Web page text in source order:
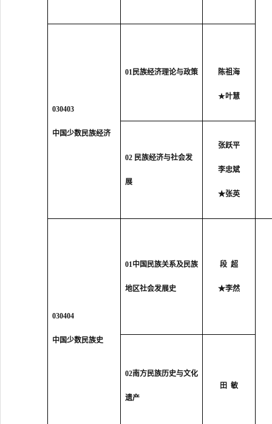
030403
中国少数民族经济
01民族经济理论与政策 陈祖海
★叶慧
02 民族经济与社会发
展
张跃平
李忠斌
★张英
030404
中国少数民族史
01中国民族关系及民族
地区社会发展史
段 超
★李然
02南方民族历史与文化
遗产
田 敏